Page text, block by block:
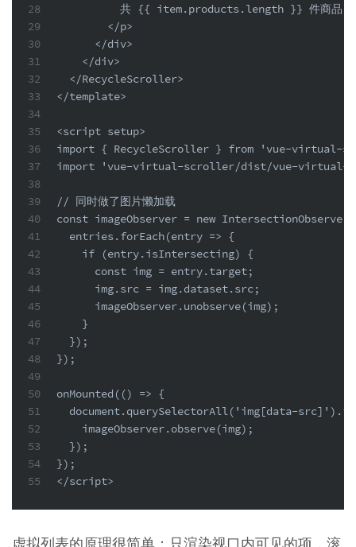
28
29
30
31
32
33
34
35
36
37
38
39
40
41
42
43
44
45
46
47
48
49
50
51
52
53
54
55
          共 {{ item.products.length }} 件商品
        </p>
      </div>
    </div>
  </RecycleScroller>
</template>
<script setup>
import { RecycleScroller } from 'vue-virtual-
import 'vue-virtual-scroller/dist/vue-virtual-
// 同时做了图片懒加载
const imageObserver = new
  entries.forEach(entry => {
    if (entry.isIntersecting) {
      const img = entry.target;
      img.src = img.dataset.src;
      imageObserver.unobserve(img);
    }
  });
});
onMounted(() => {
document.querySelectorAll('img[data-
    imageObserver.observe(img);
  });
});
</script>